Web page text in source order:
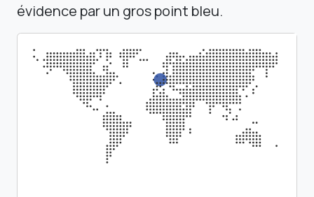
évidence par un gros point bleu.